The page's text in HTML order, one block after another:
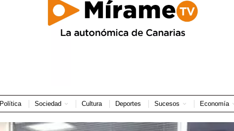
Política Sociedad Cultura Deportes Sucesos Economía